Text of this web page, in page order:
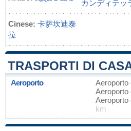
カンディテッ
Cinese: 卡萨坎迪泰
拉
TRASPORTI DI
Aeroporto Aeroporto
Aeroporto
Aeroporto
km